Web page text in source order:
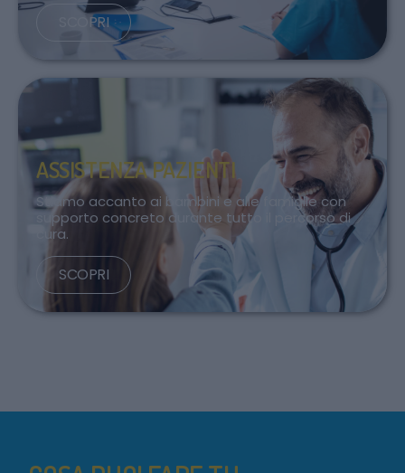
SCOPRI
ASSISTENZA PAZIENTI
Stiamo accanto ai bambini e alle famiglie con
supporto concreto durante tutto il percorso di
cura.
SCOPRI